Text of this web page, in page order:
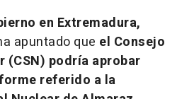
en Extremadura,
apuntado que el Consejo
(CSN) podría aprobar
referido a la